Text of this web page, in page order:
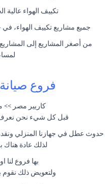
تكييف الهواء عالية
جميع مشاريع تكييف الهواء،
من أصغر المشاريع إلى
فروع
كاريير مصر >>
قبل كل شيء نحن نعرف
حدوث عطل في جهازنا المنزلي
لذلك عادة هناك
بها فروع لنا
ولتعويض ذلك